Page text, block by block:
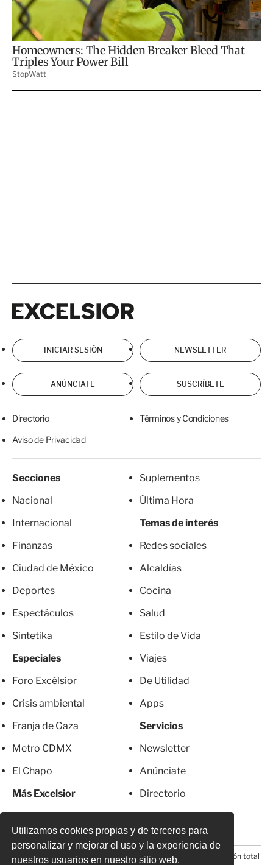
Utilizamos cookies propias y de terceros para
personalizar y mejorar el uso y la experiencia de
nuestros usuarios en nuestro sitio web.
INICIAR SESIÓN NEWSLETTER
ANÚNCIATE SUSCRÍBETE
Directorio Términos y Condiciones
Aviso de Privacidad
Secciones
Nacional
Internacional
Finanzas
Ciudad de México
Deportes
Espectáculos
Sintetika
Especiales
Foro Excélsior
Crisis ambiental
Franja de Gaza
Metro CDMX
El Chapo
Más Excelsior
Suplementos
Última Hora
Temas de interés
Redes sociales
Alcaldías
Cocina
Salud
Estilo de Vida
Viajes
De Utilidad
Apps
Servicios
Newsletter
Anúnciate
Directorio
© 2026 Todos los derechos reservados. Prohibida la reproducción total